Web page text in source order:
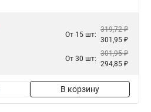
От 15 шт:
319,72 ₽
301,95 ₽
От 30 шт:
301,95 ₽
294,85 ₽
В корзину